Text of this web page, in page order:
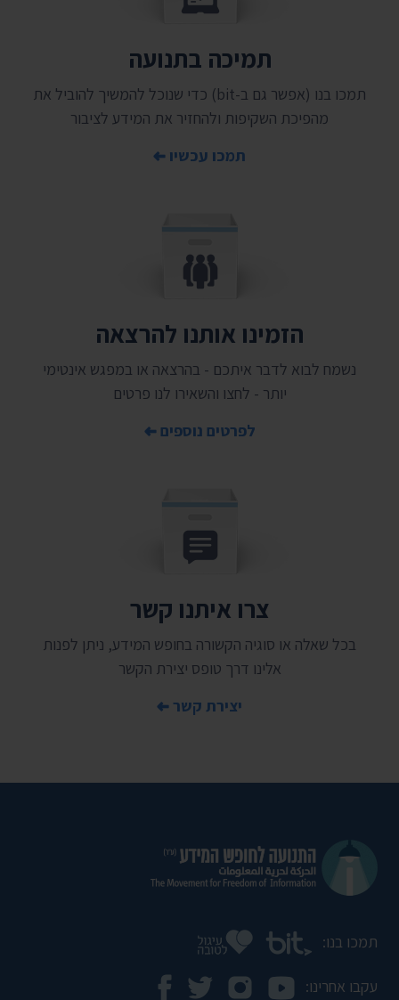
תמיכה בתנועה
תמכו בנו (אפשר גם ב-bit) כדי שנוכל להמשיך להוביל את
מהפיכת השקיפות ולהחזיר את המידע לציבור
תמכו עכשיו
הזמינו אותנו להרצאה
נשמח לבוא לדבר איתכם - בהרצאה או במפגש אינטימי
יותר - לחצו והשאירו לנו פרטים
לפרטים נוספים
צרו איתנו קשר
בכל שאלה או סוגיה הקשורה בחופש המידע, ניתן לפנות
אלינו דרך טופס יצירת הקשר
יצירת קשר
תמכו בנו:
עקבו אחרינו: